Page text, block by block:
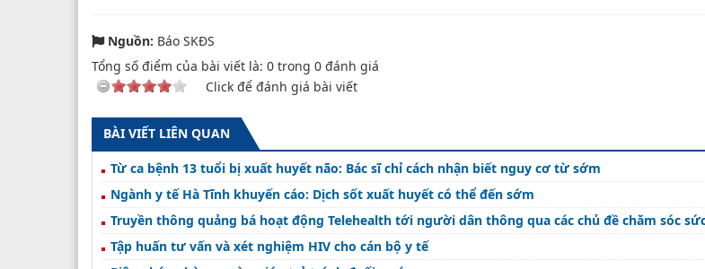
Nguồn: Báo SKĐS
Tổng số điểm của bài viết là: 0 trong 0 đánh giá
Click để đánh giá bài viết
BÀI VIẾT LIÊN QUAN
Từ ca bệnh 13 tuổi bị xuất huyết não: Bác sĩ chỉ cách nhận biết nguy cơ từ sớm
Ngành y tế Hà Tĩnh khuyến cáo: Dịch sốt xuất huyết có thể đến sớm
Truyền thông quảng bá hoạt động Telehealth tới người dân thông qua các chủ đề chăm sóc
Tập huấn tư vấn và xét nghiệm HIV cho cán bộ y tế